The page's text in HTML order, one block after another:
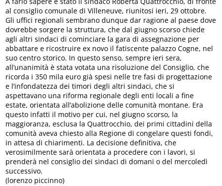
al consiglio comunale di Villeneuve, riunitosi ieri, 29 ottobre.
Gli uffici regionali sembrano dunque dar ragione al paese dove
dovrebbe sorgere la struttura, che dal giugno scorso chiede
agli altri sindaci di cominciare la gara di assegnazione per
abbattare e ricostruire ex novo il fatiscente palazzo Cogne, nel
suo centro storico. In questo senso, sempre ieri sera,
all’unanimità è stata votata una risoluzione del Consiglio, che
ricorda i 350 mila euro già spesi nelle tre fasi di progettazione
e l’infondatezza dei timori degli altri sindaci, che si
aspettavano una riforma regionale degli enti locali a fine
estate, orientata all’abolizione delle comunità montane. Era
questo infatti il motivo per cui, nel giugno scorso, la
maggioranza, esclusa la Quattrocchio, dei primi cittadini della
comunità aveva chiesto alla Regione di congelare questi fondi,
in attesa di chiarimenti. La decisione definitiva, che
verosimilmente sarà orientata a procedere con i lavori, si
prenderà nel consiglio dei sindaci di domani o del mercoledì
successivo.
(lorenzo piccinno)